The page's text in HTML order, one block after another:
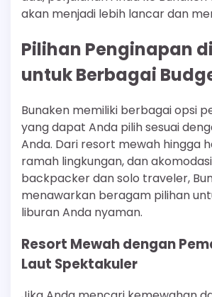
akan menjadi lebih lancar dan
Pilihan Penginapan
untuk Berbagai
Bunaken memiliki berbagai opsi
yang dapat Anda pilih sesuai
Anda. Dari resort mewah hingga
ramah lingkungan, dan
backpacker dan solo traveler,
menawarkan beragam pilihan
liburan Anda nyaman.
Resort Mewah dengan
Laut Spektakuler